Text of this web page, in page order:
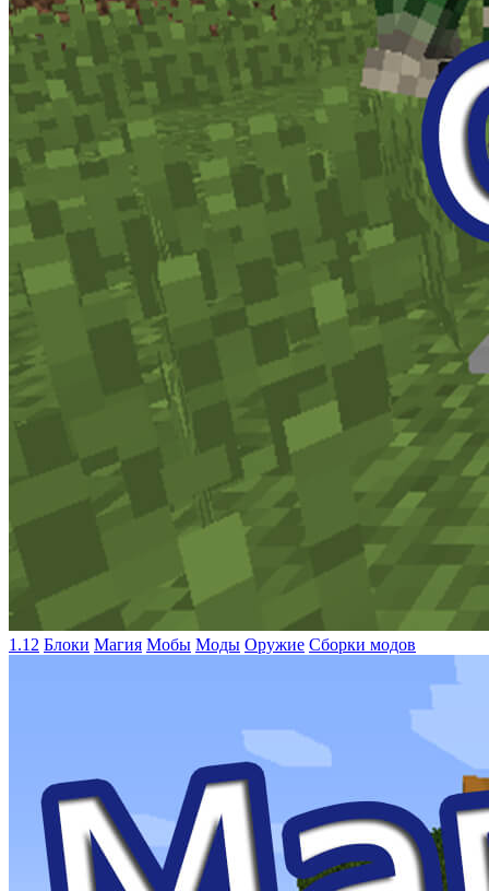
1.12 Блоки Магия Мобы Моды Оружие Сборки модов